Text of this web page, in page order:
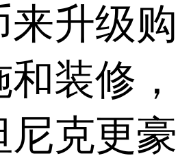
来升级购
装修，
尼克更豪